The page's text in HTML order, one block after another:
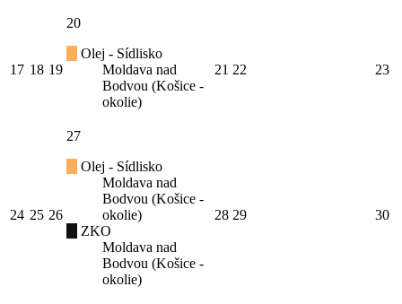
17 18 19
20
Olej - Sídlisko
Moldava nad
Bodvou (Košice -
okolie)
21 22 23
24 25 26
27
Olej - Sídlisko
Moldava nad
Bodvou (Košice -
okolie)
ZKO
Moldava nad
Bodvou (Košice -
okolie)
28 29 30